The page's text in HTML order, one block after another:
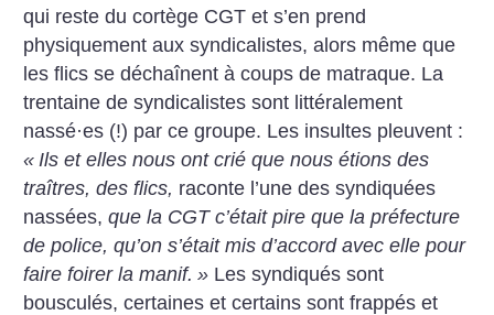
qui reste du cortège CGT et s’en prend
physiquement aux syndicalistes, alors même que
les flics se déchaînent à coups de matraque. La
trentaine de syndicalistes sont littéralement
nassé·es (!) par ce groupe. Les insultes pleuvent :
« Ils et elles nous ont crié que nous étions des
traîtres, des flics, raconte l’une des syndiquées
nassées,que la CGT c’était pire que la préfecture
de police, qu’on s’était mis d’accord avec elle pour
faire foirer la manif. » Les syndiqués sont
bousculés, certaines et certains sont frappés et